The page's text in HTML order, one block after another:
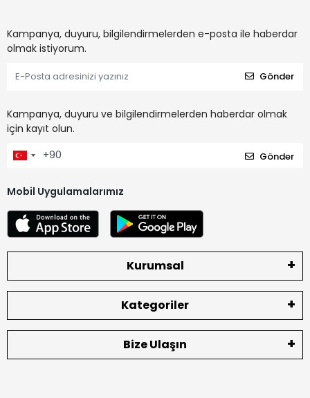
Kampanya, duyuru, bilgilendirmelerden e-posta ile haberdar
olmak istiyorum.
Gönder
Kampanya, duyuru ve bilgilendirmelerden haberdar olmak
için kayıt olun.
Gönder
Mobil Uygulamalarımız
Kurumsal
Kategoriler
Bize Ulaşın